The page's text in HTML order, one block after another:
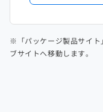
※「パッケージ製品サイト
ブサイトへ移動します。